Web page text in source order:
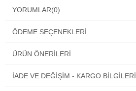
da keyifle oynayabilir.
uzunluğunda fermuar vardır.
YORUMLAR(0)
ÖDEME SEÇENEKLERI
ÜRÜN ÖNERILERI
İADE VE DEĞİŞİM - KARGO BİLGİLERİ